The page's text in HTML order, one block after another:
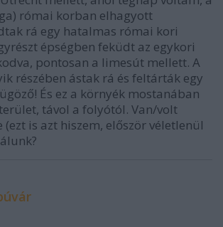
római korban elhagyott
rá egy hatalmas római kori
épségben feküdt az egykori
pontosan a limesút mellett. A
részében ástak rá és feltárták egy
És ez a környék mostanában
távol a folyótól. Van/volt
is azt hiszem, először véletlenül